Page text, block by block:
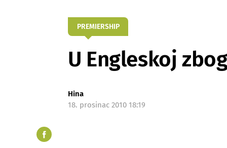
PREMIERSHIP
U Engleskoj
Hina
18. prosinac 2010 18:19